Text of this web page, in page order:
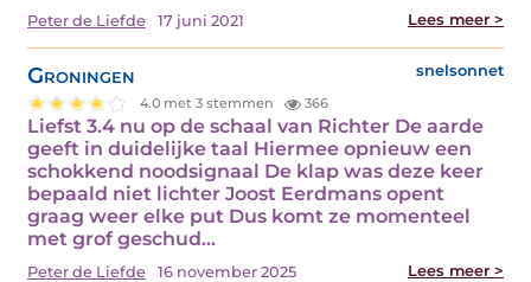
Peter de Liefde 17 juni 2021 Lees meer >
Groningen snelsonnet
4.0 met 3 stemmen 366
Liefst 3.4 nu op de schaal van Richter De aarde
geeft in duidelijke taal Hiermee opnieuw een
schokkend noodsignaal De klap was deze keer
bepaald niet lichter Joost Eerdmans opent
graag weer elke put Dus komt ze momenteel
met grof geschud…
Peter de Liefde 16 november 2025 Lees meer >